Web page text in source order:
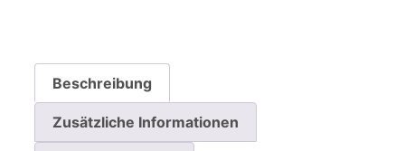
Beschreibung
Zusätzliche Informationen